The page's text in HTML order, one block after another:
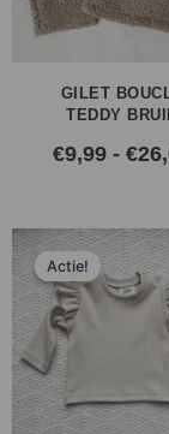
GILET
TEDDY
€9,99 - €
Actie!
Actie!